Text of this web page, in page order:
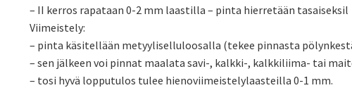
– II kerros rapataan 0-2 mm laastilla – pinta hierretään tasaiseksil
Viimeistely:
– pinta käsitellään metyyliselluloosalla (tekee pinnasta
– sen jälkeen voi pinnat maalata savi-, kalkki-, kalkkiliima- tai
– tosi hyvä lopputulos tulee hienoviimeistelylaasteilla 0-1 mm.